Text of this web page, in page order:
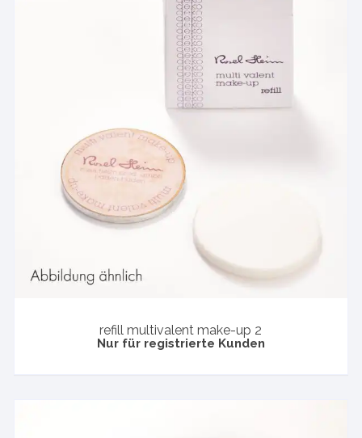
refill multivalent make-up 2
Nur für registrierte Kunden